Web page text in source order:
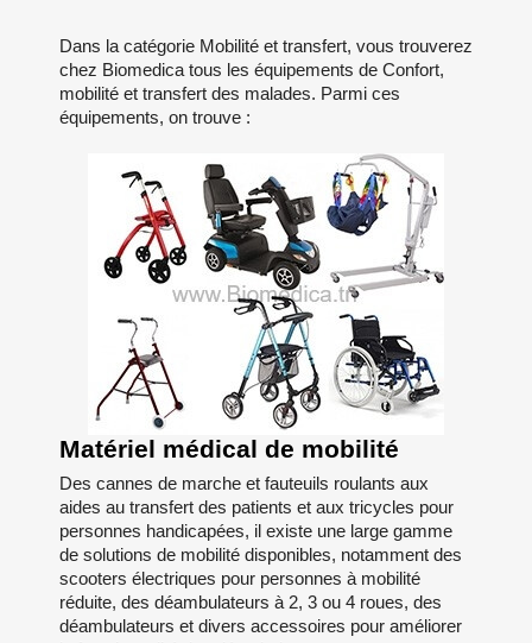
Dans la catégorie Mobilité et transfert, vous trouverez
chez Biomedica tous les équipements de Confort,
mobilité et transfert des malades. Parmi ces
équipements, on trouve :
Matériel médical de mobilité
Des cannes de marche et fauteuils roulants aux
aides au transfert des patients et aux tricycles pour
personnes handicapées, il existe une large gamme
de solutions de mobilité disponibles, notamment des
scooters électriques pour personnes à mobilité
réduite, des déambulateurs à 2, 3 ou 4 roues, des
déambulateurs et divers accessoires pour améliorer